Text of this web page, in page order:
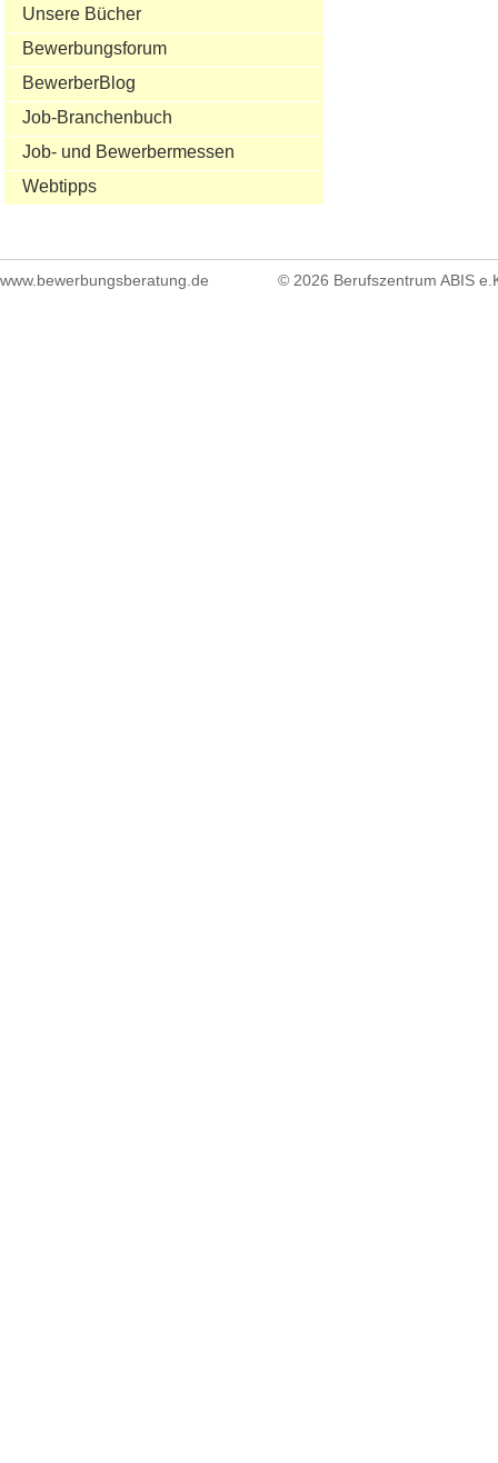
Unsere Bücher
Bewerbungsforum
BewerberBlog
Job-Branchenbuch
Job- und Bewerbermessen
Webtipps
www.bewerbungsberatung.de © 2026 Berufszentrum ABIS